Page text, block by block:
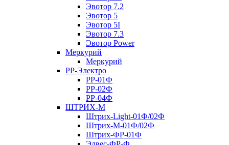
Эвотор 7.2
Эвотор 5
Эвотор 5I
Эвотор 7.3
Эвотор Power
Меркурий
Меркурий
РР-Электро
РР-01Ф
РР-02Ф
РР-04Ф
ШТРИХ-М
Штрих-Light-01Ф/02Ф
Штрих-М-01Ф/02Ф
Штрих-ФР-01Ф